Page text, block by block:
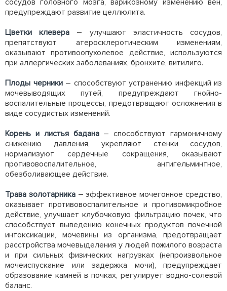
сосудов головного мозга, варикозному изменению вен,
предупреждают развитие целлюлита.
Цветки клевера – улучшают эластичность сосудов,
препятствуют атеросклеротическим изменениям,
оказывают противоопухолевое действие, используются
при аллергических заболеваниях, бронхите, витилиго.
Плоды черники– способствуют устранению инфекций из
мочевыводящих путей, предупреждают гнойно-
воспалительные процессы, предотвращают осложнения в
виде сосудистых изменений.
Корень и листья бадана– способствуют гармоничному
снижению давления, укрепляют стенки сосудов,
нормализуют сердечные сокращения, оказывают
противовоспалительное, антигельминтное,
обезболивающее действие.
Трава золотарника– эффективное мочегонное средство,
оказывает противовоспалительное и противомикробное
действие, улучшает клубочковую фильтрацию почек, что
способствует выведению конечных продуктов почечной
интоксикации, мочевины из организма, предотвращает
расстройства мочевыделения у людей пожилого возраста
и при сильных физических нагрузках (непроизвольное
мочеиспускание или задержка мочи), предупреждает
образование камней в почках, регулирует водно-солевой
баланс.